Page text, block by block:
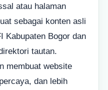
atau halaman
sebagai konten asli
Kabupaten Bogor dan
tautan.
membuat website
dan lebih